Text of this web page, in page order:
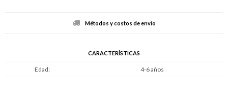
Métodos y costos de envío
CARACTERÍSTICAS
Edad 4-6 años